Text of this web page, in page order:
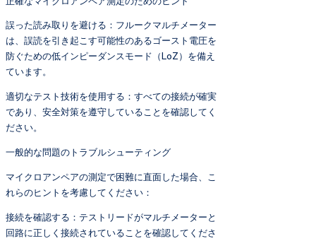
誤った読み取りを避ける：フルークマルチメーター
は、誤読を引き起こす可能性のあるゴースト電圧を
防ぐための低インピーダンスモード（LoZ）を備え
ています。
適切なテスト技術を使用する：すべての接続が確実
であり、安全対策を遵守していることを確認してく
ださい。
一般的な問題のトラブルシューティング
マイクロアンペアの測定で困難に直面した場合、こ
れらのヒントを考慮してください：
接続を確認する：テストリードがマルチメーターと
回路に正しく接続されていることを確認してくださ